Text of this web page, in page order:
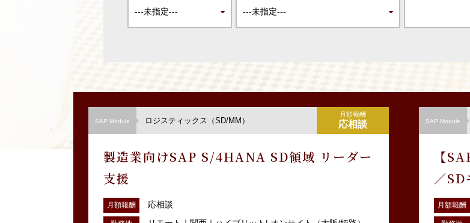
SAP Module ロジスティックス（SD/MM）
月額報酬
応相談
製造業向けSAP S/4HANA SD領域 リーダー
支援
月額報酬 応相談
SAP Module
【
／SD
月額報酬